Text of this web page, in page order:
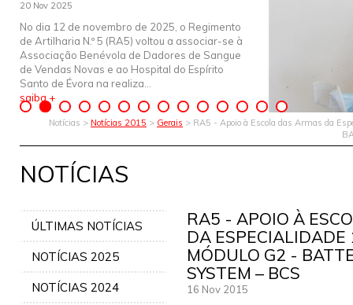
20 Nov 2025
No dia 12 de novembro de 2025, o Regimento
de Artilharia N.º 5 (RA5) voltou a associar-se à
Associação Benévola de Dadores de Sangue
de Vendas Novas e ao Hospital do Espírito
Santo de Évora na realiza...
saiba +
Notícias > Notícias 2015 > Gerais > RA5 - Apoio à Escola das Armas da
NOTÍCIAS
ÚLTIMAS NOTÍCIAS
NOTÍCIAS 2025
NOTÍCIAS 2024
RA5 - APOIO À
DA
MÓDULO G2 -
SYSTEM – BCS
16 Nov 2015